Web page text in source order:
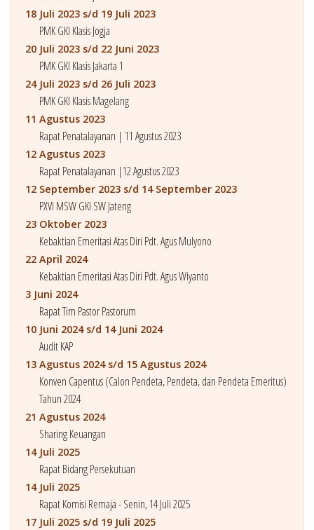
18 Juli 2023 s/d 19 Juli 2023
PMK GKI Klasis Jogja
20 Juli 2023 s/d 22 Juni 2023
PMK GKI Klasis Jakarta 1
24 Juli 2023 s/d 26 Juli 2023
PMK GKI Klasis Magelang
11 Agustus 2023
Rapat Penatalayanan | 11 Agustus 2023
12 Agustus 2023
Rapat Penatalayanan |12 Agustus 2023
12 September 2023 s/d 14 September 2023
PXVI MSW GKI SW Jateng
23 Oktober 2023
Kebaktian Emeritasi Atas Diri Pdt. Agus Mulyono
22 April 2024
Kebaktian Emeritasi Atas Diri Pdt. Agus Wiyanto
3 Juni 2024
Rapat Tim Pastor Pastorum
10 Juni 2024 s/d 14 Juni 2024
Audit KAP
13 Agustus 2024 s/d 15 Agustus 2024
Konven Capentus (Calon Pendeta, Pendeta, dan Pendeta Emeritus)
Tahun 2024
21 Agustus 2024
Sharing Keuangan
14 Juli 2025
Rapat Bidang Persekutuan
14 Juli 2025
Rapat Komisi Remaja - Senin, 14 Juli 2025
17 Juli 2025 s/d 19 Juli 2025